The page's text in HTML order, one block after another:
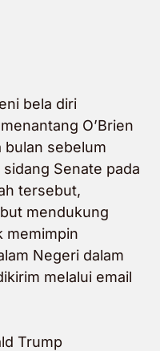
bela diri
O’Brien
sebelum
Senate pada
tersebut,
mendukung
memimpin
Negeri dalam
melalui email
Trump